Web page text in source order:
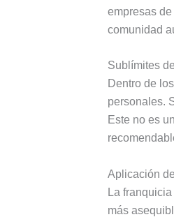
empresas
comunidad
Sublímites
Dentro de
personales.
Este no es
Aplicación
La
más